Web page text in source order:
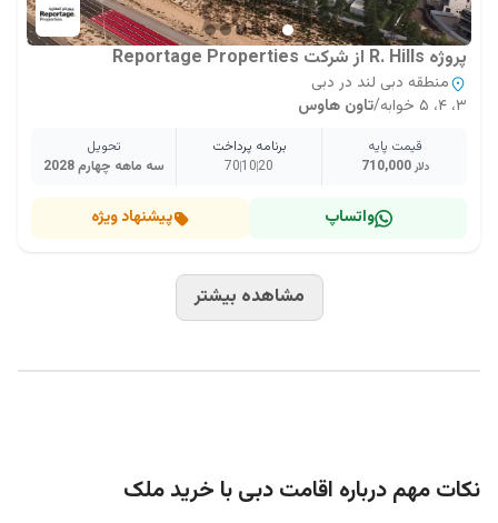
پروژه R. Hills از شرکت Reportage Properties
منطقه دبی لند در دبی
۳، ۴، ۵ خوابه
/تاون هاوس
قیمت پایه
710,000 دلار
برنامه پرداخت
20
10
70
تحویل
سه ماهه چهارم 2028
واتساپ پیشنهاد ویژه
مشاهده بیشتر
نکات مهم درباره اقامت دبی با خرید ملک